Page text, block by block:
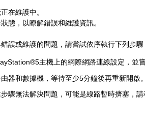
在維護中。
態，以瞭解錯誤和維護資訊。
誤或維護的問題，請嘗試依序執行下列步驟
主機上的網際網路連線設定，並
器和數據機，等待至少5分鐘後再重新開啟。
驟無法解決問題，可能是線路暫時擠塞，請